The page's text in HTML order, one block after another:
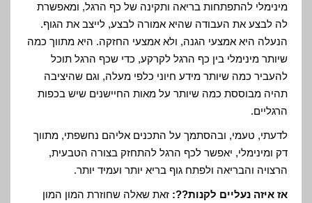
מינימלי להתפתחות בריאה ותקינה של כף הרגל, ומאפשרת
לה לבצע את העבודה שהיא אמורה לבצע, לייצב את הגוף.
הנעלה היא אמצעי הגנה, ולא אמצעי החזקה. היא מתווך כמה
שיותר מינימלי בין כף הרגל לקרקע, כדי שכף הרגל תוכל
להעביר כמה שיותר מידע חיוני כלפי מעלה, וגם שהיציבה
תהיה מבוססת כמה שיותר על מאות החיישנים שיש בכפות
הרגליים.
לדעתי, טעמי, ובהסתמך על התכנים אליהם נחשפתי, מתווך
דק ומינימלי, יאפשר לכף הרגל להתחזק בצורה הטבעית,
הרצויה והבריאה ולפתח גוף בריא יותר ועמיד יותר.
אז איזה נעליים לקנות??: זאת שאלה שחוזרת המון המון